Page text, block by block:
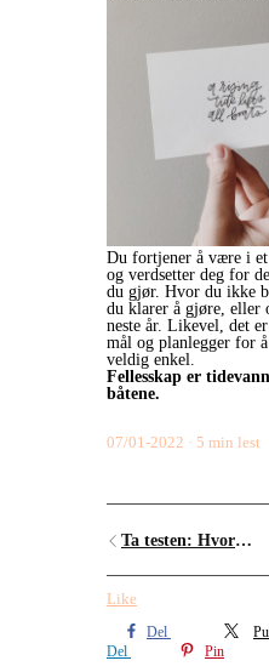
Du fortjener å være i
og verdsetter deg for
du gjør. Hvor du ikke
du klarer å gjøre, eller
neste år. Likevel, det
mål og planlegger for
veldig enkel.
Fellesskap er
båtene.
07/01-2022 5 min lest
Ta testen: Hvor kreativ er du?
Like
Del
Del
Pin